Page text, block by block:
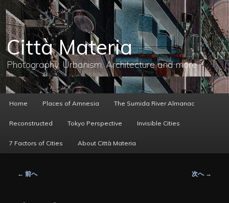
メ
イ
ン
コ
ン
テ
ン
へ
移
動
Città Materia
Photography, Urbanism, Architecture and more
ー
Home Places of Amnesia The Sumida River Almanac
Reconstructed Tokyo Perspective Invisible Cities
7 Factors of Cities About Città Materia
ビ
← 前へ 次へ →